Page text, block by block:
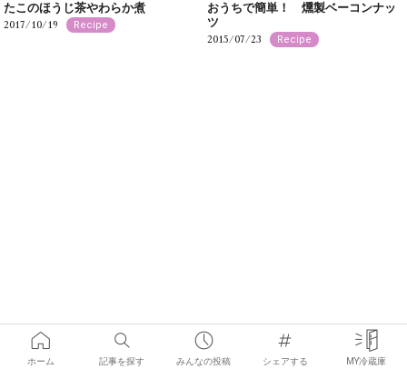
たこのほうじ茶やわらか煮
2017/10/19 Recipe
おうちで簡単！ 燻製ベーコンナッ
ツ
2015/07/23 Recipe
ホーム 記事を探す みんなの投稿 シェアする MY冷蔵庫